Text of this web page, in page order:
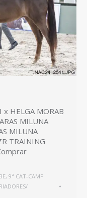
x HELGA MORAB
MILUNA
MILUNA
TRAINING
, 9ª CAT-CAMP